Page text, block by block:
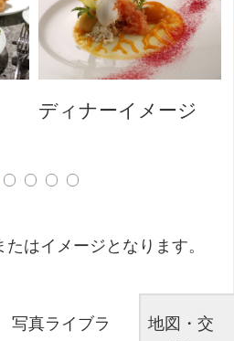
ディナーイメージ
はイメージとなります。
写真ライブラ
地図・交